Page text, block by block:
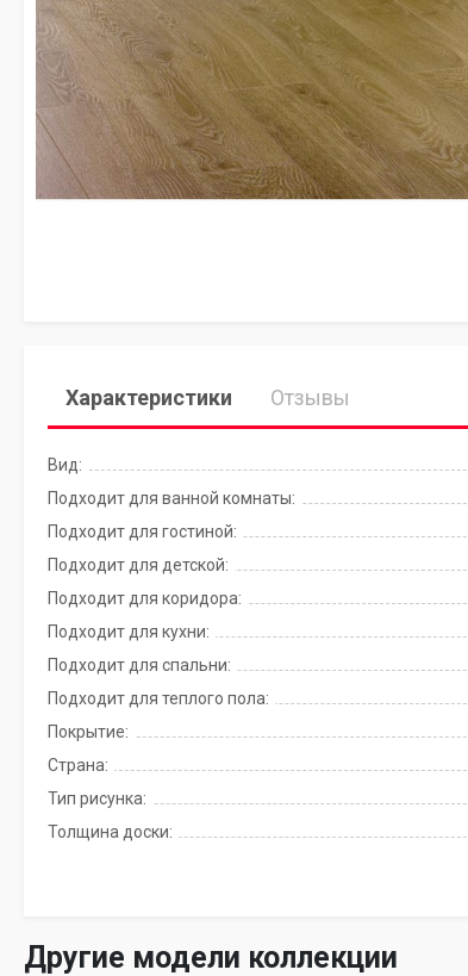
Характеристики Отзывы
Вид:
Подходит для ванной комнаты:
Подходит для гостиной:
Подходит для детской:
Подходит для коридора:
Подходит для кухни:
Подходит для спальни:
Подходит для теплого пола:
Покрытие:
Страна:
Тип рисунка:
Толщина доски:
Другие модели коллекции